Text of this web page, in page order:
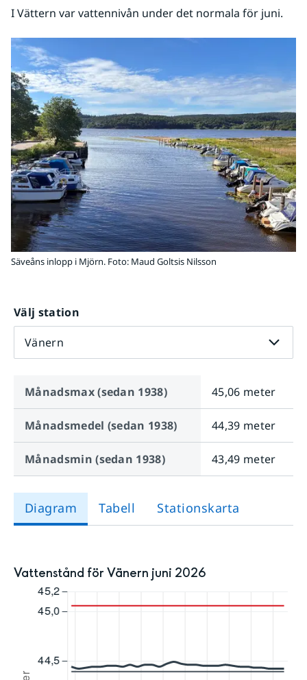
I Vättern var vattennivån under det normala för juni.
Säveåns inlopp i Mjörn. Foto: Maud Goltsis Nilsson
Välj station
Vänern
Månadsmax (sedan 1938) 45,06 meter
Månadsmedel (sedan 1938) 44,39 meter
Månadsmin (sedan 1938) 43,49 meter
Diagram Tabell Stationskarta
Vattenstånd för Vänern juni 2026